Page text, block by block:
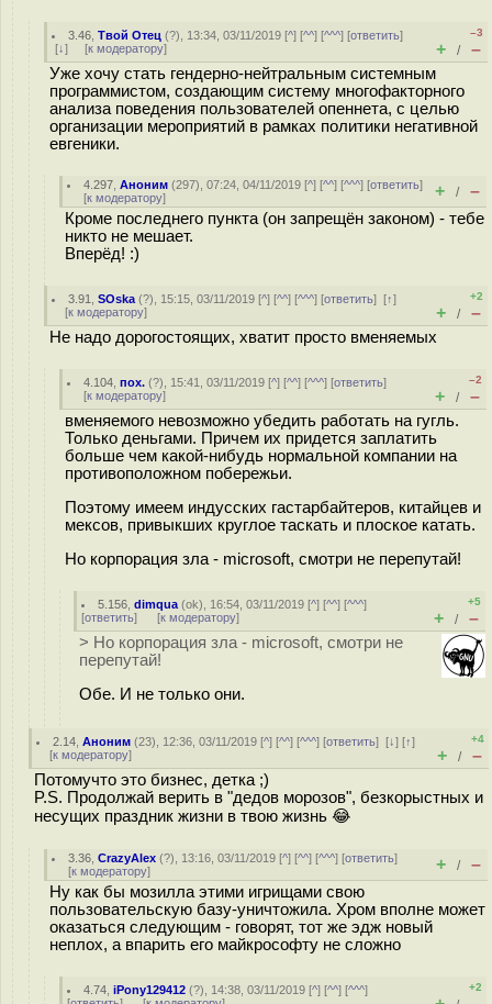
3.46 ,Твой Отец (?), 13:34, 03/11/2019 [^] [^^] [^^^] [ответить]
[↓] [к модератору]
–3
+ / –
Уже хочу стать гендерно-нейтральным системным
программистом, создающим систему многофакторного
анализа поведения пользователей опеннета, с целью
организации мероприятий в рамках политики негативной
евгеники.
4.297 ,Аноним (297), 07:24, 04/11/2019 [^] [^^] [^^^] [ответить]
[к модератору] + / –
Кроме последнего пункта (он запрещён законом) - тебе
никто не мешает.
Вперёд! :)
3.91 ,SOska (?), 15:15, 03/11/2019 [^] [^^] [^^^] [ответить][↑]
[к модератору]
+2
+ / –
Не надо дорогостоящих, хватит просто вменяемых
4.104 ,пох. (?), 15:41, 03/11/2019 [^] [^^] [^^^] [ответить]
[к модератору]
–2
+ / –
вменяемого невозможно убедить работать на гугль.
Только деньгами. Причем их придется заплатить
больше чем какой-нибудь нормальной компании на
противоположном побережьи.
Поэтому имеем индусских гастарбайтеров, китайцев и
мексов, привыкших круглое таскать и плоское катать.
Но корпорация зла - microsoft, смотри не перепутай!
5.156 ,dimqua (ok), 16:54, 03/11/2019 [^] [^^] [^^^]
[ответить] [к модератору]
+5
+ / –
> Но корпорация зла - microsoft, смотри не
перепутай!
Обе. И не только они.
2.14 ,Аноним (23), 12:36, 03/11/2019 [^] [^^] [^^^] [ответить][↓] [↑]
[к модератору]
+4
+ / –
Потомучто это бизнес, детка ;)
P.S. Продолжай верить в "дедов морозов", безкорыстных и
несущих праздник жизни в твою жизнь 😂
3.36 ,CrazyAlex (?), 13:16, 03/11/2019 [^] [^^] [^^^] [ответить]
[к модератору] + / –
Ну как бы мозилла этими игрищами свою
пользовательскую базу-уничтожила. Хром вполне может
оказаться следующим - говорят, тот же эдж новый
неплох, а впарить его майкрософту не сложно
4.74 ,iPony129412 (?), 14:38, 03/11/2019 [^] [^^] [^^^]
+2